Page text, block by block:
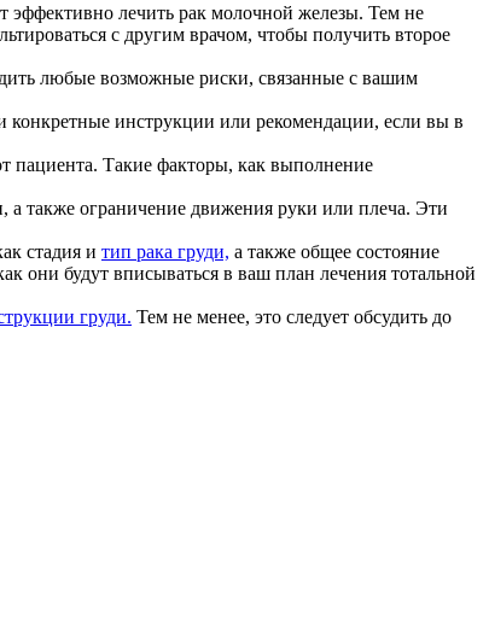
эффективно лечить рак молочной железы. Тем не
с другим врачом, чтобы получить второе
любые возможные риски, связанные с вашим
конкретные инструкции или рекомендации, если вы в
пациента. Такие факторы, как выполнение
а также ограничение движения руки или плеча. Эти
стадия и тип рака груди, а также общее состояние
они будут вписываться в ваш план лечения тотальной
груди. Тем не менее, это следует обсудить до